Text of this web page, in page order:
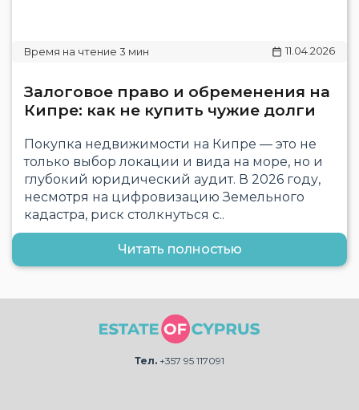
11.04.2026
Залоговое право и обременения на
Кипре: как не купить чужие долги
Покупка недвижимости на Кипре — это не
только выбор локации и вида на море, но и
глубокий юридический аудит. В 2026 году,
несмотря на цифровизацию Земельного
кадастра, риск столкнуться с..
Читать полностью
Тел. +357 95 117091